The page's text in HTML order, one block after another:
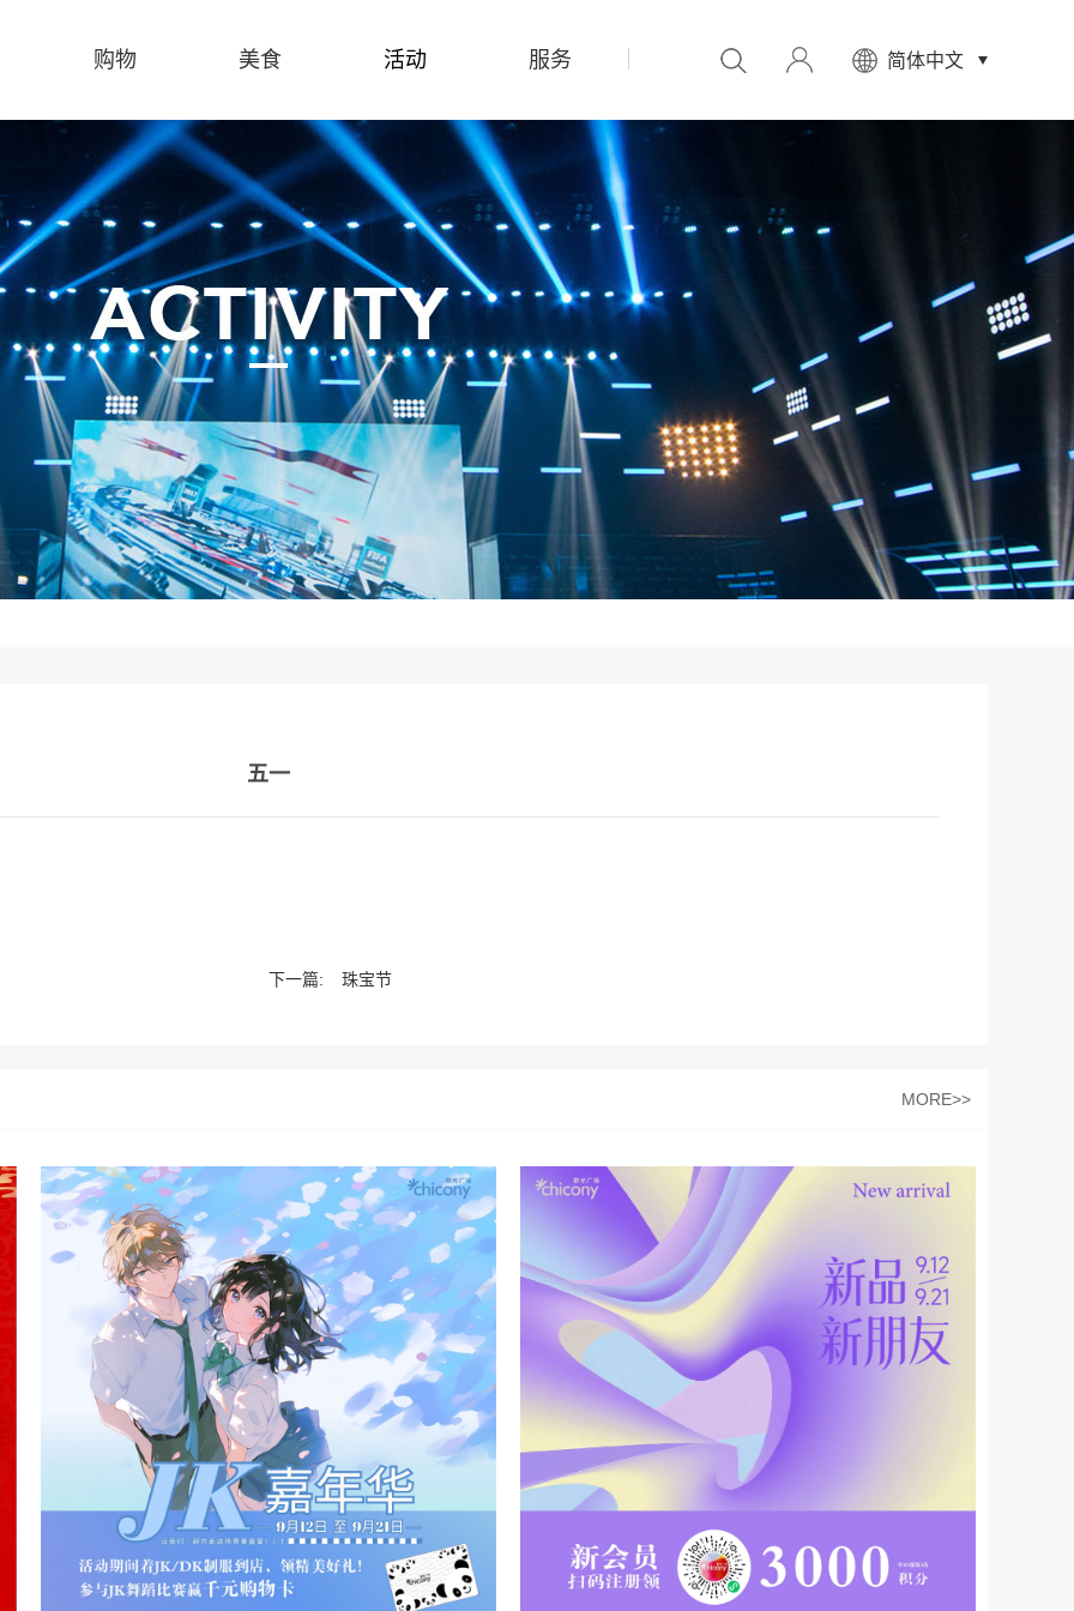
购物 美食 活动 服务
数
简体中文
五一
下一篇: 珠宝节
MORE>>